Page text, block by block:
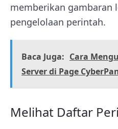
memberikan gambaran
pengelolaan perintah.
Baca Juga: Cara
Server di Page
Melihat Daftar